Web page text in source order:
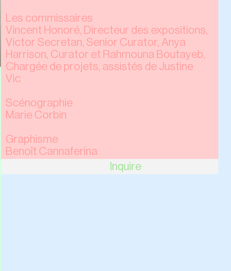
Les commissaires
Vincent Honoré, Directeur des expositions,
Victor Secretan, Senior Curator, Anya
Harrison, Curator et Rahmouna Boutayeb,
Chargée de projets, assistés de Justine
Vic
Scénographie
Marie Corbin
Graphisme
Benoît Cannaferina
Inquire